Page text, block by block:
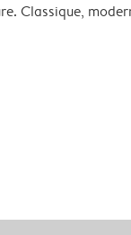
Classique,